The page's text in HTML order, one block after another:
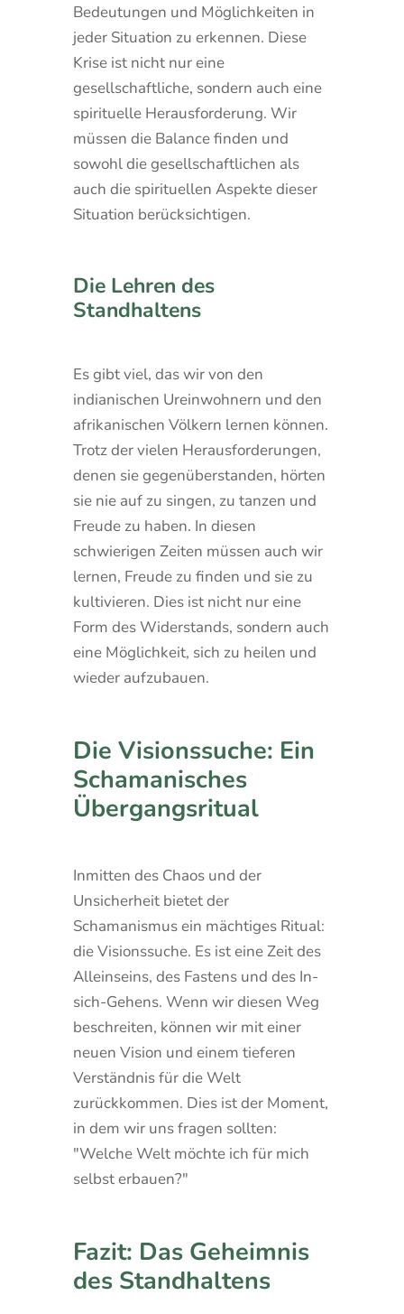
Bedeutungen und Möglichkeiten in
jeder Situation zu erkennen. Diese
Krise ist nicht nur eine
gesellschaftliche, sondern auch eine
spirituelle Herausforderung. Wir
müssen die Balance finden und
sowohl die gesellschaftlichen als
auch die spirituellen Aspekte dieser
Situation berücksichtigen.
Die Lehren des
Standhaltens
Es gibt viel, das wir von den
indianischen Ureinwohnern und den
afrikanischen Völkern lernen können.
Trotz der vielen Herausforderungen,
denen sie gegenüberstanden, hörten
sie nie auf zu singen, zu tanzen und
Freude zu haben. In diesen
schwierigen Zeiten müssen auch wir
lernen, Freude zu finden und sie zu
kultivieren. Dies ist nicht nur eine
Form des Widerstands, sondern auch
eine Möglichkeit, sich zu heilen und
wieder aufzubauen.
Die Visionssuche: Ein
Schamanisches
Übergangsritual
Inmitten des Chaos und der
Unsicherheit bietet der
Schamanismus ein mächtiges Ritual:
die Visionssuche. Es ist eine Zeit des
Alleinseins, des Fastens und des In-
sich-Gehens. Wenn wir diesen Weg
beschreiten, können wir mit einer
neuen Vision und einem tieferen
Verständnis für die Welt
zurückkommen. Dies ist der Moment,
in dem wir uns fragen sollten:
"Welche Welt möchte ich für mich
selbst erbauen?"
Fazit: Das Geheimnis
des Standhaltens